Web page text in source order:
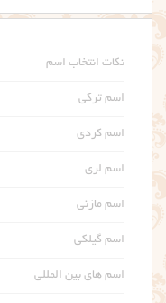
نکات انتخاب اسم
اسم ترکی
اسم کردی
اسم لری
اسم مازنی
اسم گیلکی
اسم های بین المللی